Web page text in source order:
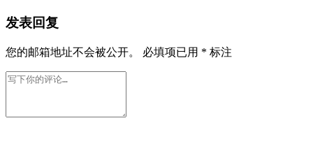
发表回复
您的邮箱地址不会被公开。 必填项已用 * 标注